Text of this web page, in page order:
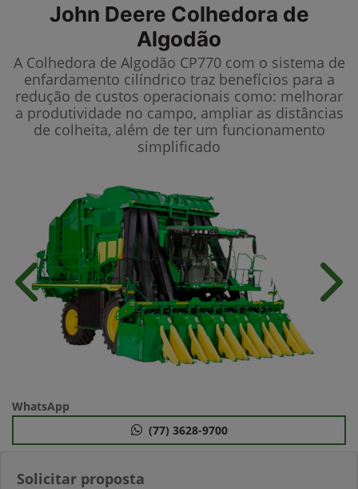
John Deere Colhedora de
Algodão
A Colhedora de Algodão CP770 com o sistema de
enfardamento cilíndrico traz benefícios para a
redução de custos operacionais como: melhorar
a produtividade no campo, ampliar as distâncias
de colheita, além de ter um funcionamento
simplificado
Solicitar proposta
Anterior
WhatsApp
(77) 3628-9700